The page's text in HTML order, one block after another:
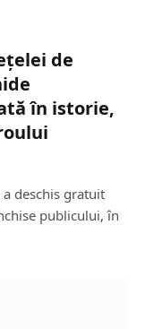
de
în istorie,
deschis gratuit
publicului, în